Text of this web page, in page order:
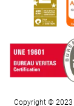
Copyright © 2023